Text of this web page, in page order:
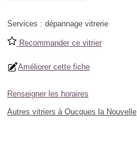
Services : dépannage vitrerie
Recommander ce vitrier
Améliorer cette fiche
Renseigner les horaires
Autres vitriers à Oucques la Nouvelle